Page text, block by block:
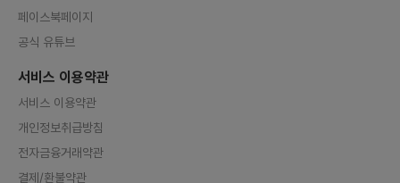
페이스북페이지
공식 유튜브
서비스 이용약관
서비스 이용약관
개인정보취급방침
전자금융거래약관
결제/환불약관